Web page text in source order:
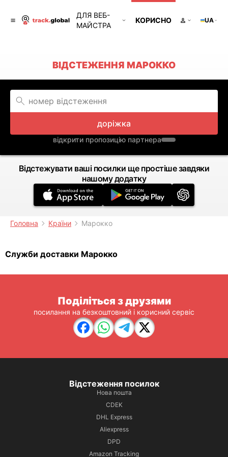
ДЛЯ ВЕБ-
МАЙСТРА
КОРИСНО UA
ВІДСТЕЖЕННЯ МАРОККО
доріжка
відкрити пропозицію партнера
Відстежувати ваші посилки ще простіше завдяки
нашому додатку
Головна Країни Марокко
Служби доставки Марокко
Поділіться з друзями
посилання на безкоштовний і корисний сервіс
Відстеження посилок
Нова пошта
CDEK
DHL Express
Aliexpress
DPD
Amazon Tracking